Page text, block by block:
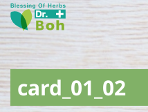
card_01_02